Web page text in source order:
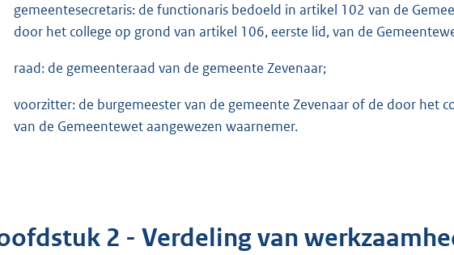
gemeentesecretaris: de functionaris bedoeld in artikel 102 van de
door het college op grond van artikel 106, eerste lid, van de
raad: de gemeenteraad van de gemeente Zevenaar;
voorzitter: de burgemeester van de gemeente Zevenaar of de door het
van de Gemeentewet aangewezen waarnemer.
2 - Verdeling van